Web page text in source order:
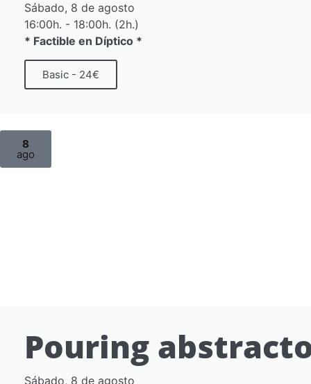
Sábado, 8 de agosto
16:00h. - 18:00h. (2h.)
* Factible en Díptico *
Basic - 24€
8
ago
Pouring
Sábado, 8 de agosto